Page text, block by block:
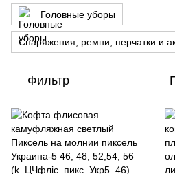
Головные уборы
Снаряжения, ремни, перчатки и
Фильтр